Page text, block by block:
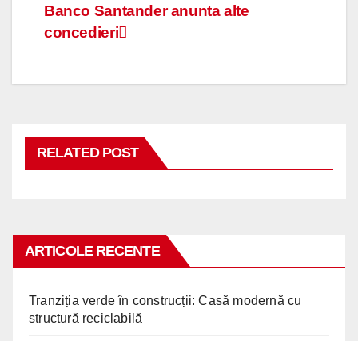
Navigare
articole
Banco Santander anunta alte
concedieri
RELATED POST
ARTICOLE RECENTE
Tranziția verde în construcții: Casă modernă cu
structură reciclabilă